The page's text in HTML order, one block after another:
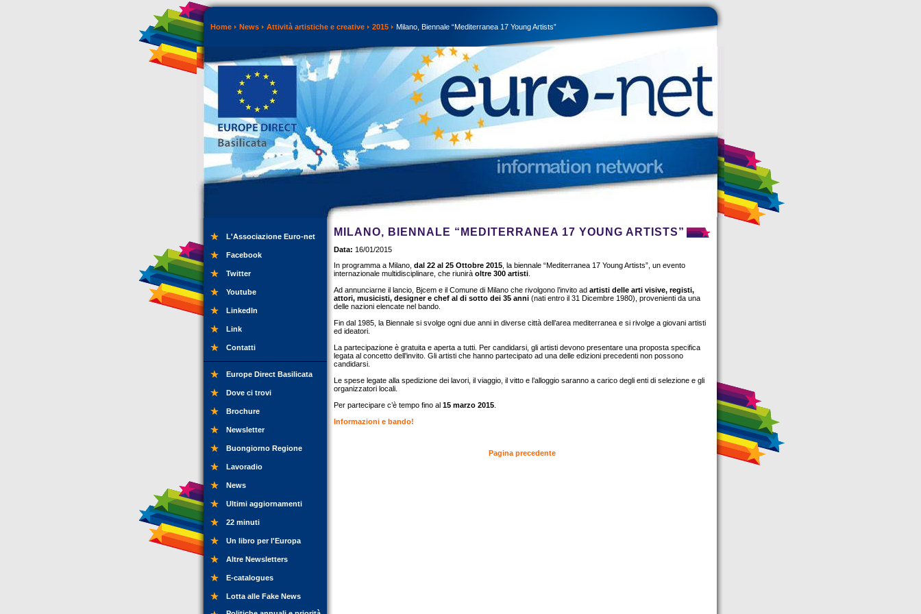
Home News Attività artistiche e creative 2015 Milano, Biennale “Mediterranea 17 Young Artists”
L'Associazione Euro-net
Facebook
Twitter
Youtube
LinkedIn
Link
Contatti
Europe Direct Basilicata
Dove ci trovi
Brochure
Newsletter
Buongiorno Regione
Lavoradio
News
Ultimi aggiornamenti
22 minuti
Un libro per l'Europa
Altre Newsletters
E-catalogues
Lotta alle Fake News
MILANO, BIENNALE “MEDITERRANEA 17 YOUNG ARTISTS”
Data: 16/01/2015
In programma a Milano, dal 22 al 25 Ottobre 2015 , la biennale “Mediterranea 17 Young Artists”, un evento
internazionale multidisciplinare, che riunirà oltre 300 artisti
Ad annunciarne il lancio, Bjcem e il Comune di Milano che rivolgono l’invito ad artisti delle arti visive, registi,
attori, musicisti, designer e chef al di sotto dei 35 anni (nati entro il 31 Dicembre 1980), provenienti da una
delle nazioni elencate nel bando.
Fin dal 1985, la Biennale si svolge ogni due anni in diverse città dell’area mediterranea e si rivolge a giovani artisti
ed ideatori.
La partecipazione è gratuita e aperta a tutti. Per candidarsi, gli artisti devono presentare una proposta specifica
legata al concetto dell’invito. Gli artisti che hanno partecipato ad una delle edizioni precedenti non possono
candidarsi.
Le spese legate alla spedizione dei lavori, il viaggio, il vitto e l’alloggio saranno a carico degli enti di selezione e gli
organizzatori locali.
Per partecipare c’è tempo fino al 15 marzo 2015
Informazioni e bando!
Pagina precedente